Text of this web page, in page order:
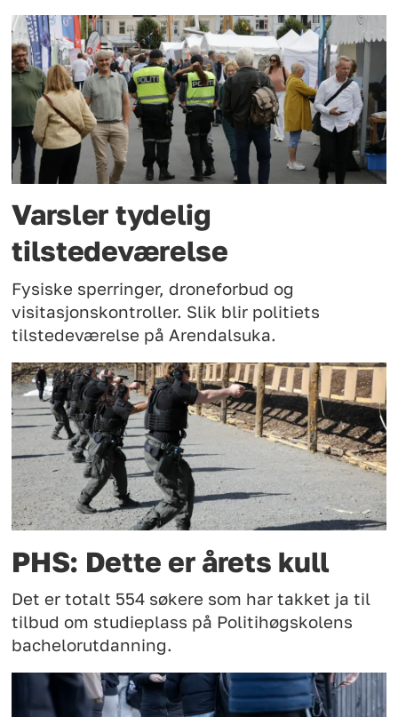
Varsler tydelig
tilstedeværelse
Fysiske sperringer, droneforbud og
visitasjonskontroller. Slik blir politiets
tilstedeværelse på Arendalsuka.
PHS: Dette er årets kull
Det er totalt 554 søkere som har takket ja til
tilbud om studieplass på Politihøgskolens
bachelorutdanning.